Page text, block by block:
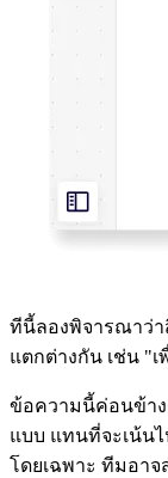
ทีนี้ลองพิจารณาว่า
แตกต่างกัน เช่น "
ข้อความนี้ค่อนข้าง
แบบ แทนที่จะเน้น
โดยเฉพาะ ทีมอา